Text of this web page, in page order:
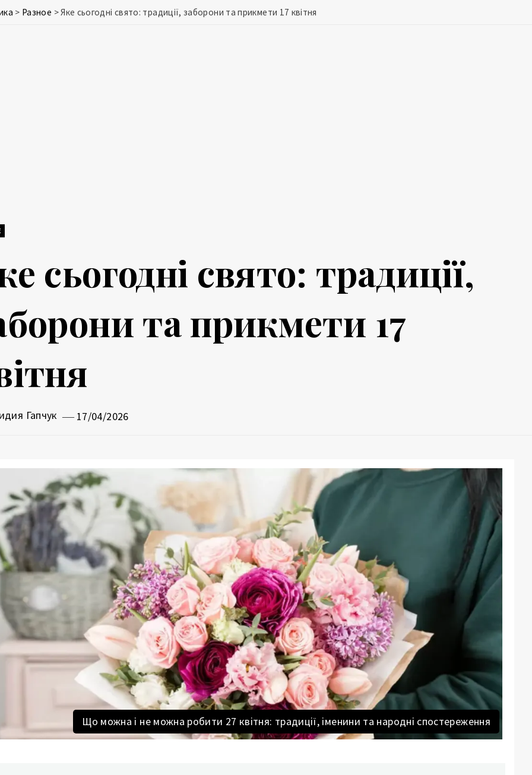
> Разное >Яке сьогодні свято: традиції, заборони та прикмети 17 квітня
сьогодні свято: традиції,
та прикмети 17
Гапчук 17/04/2026
Що можна і не можна робити 27 квітня: традиції, іменини та народні спостереження